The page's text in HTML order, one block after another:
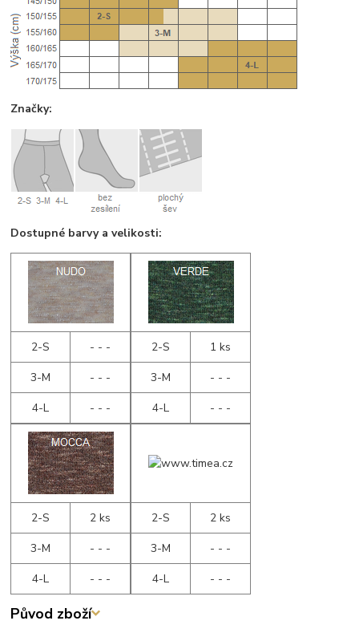
Značky:
Dostupné barvy a velikosti:
2-S
- - -
3-M
- - -
4-L
- - -
2-S
1 ks
3-M
- - -
4-L
- - -
2-S
2 ks
3-M
- - -
4-L
- - -
2-S
2 ks
3-M
- - -
4-L
- - -
Původ zboží